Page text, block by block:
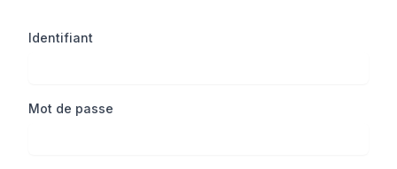
Identifiant
Mot de passe